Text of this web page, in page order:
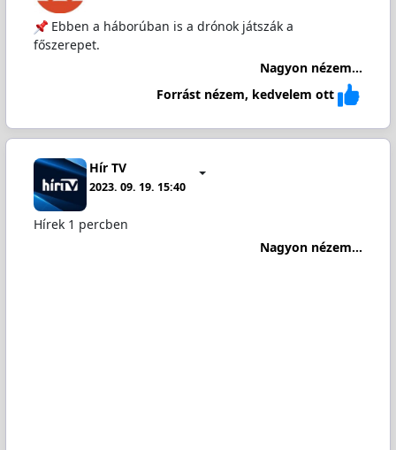
Ebben a háborúban is a drónok játszák a
főszerepet.
Nagyon nézem...
Forrást nézem, kedvelem ott
Hír TV
2023. 09. 19. 15:40
Hírek 1 percben
Nagyon nézem...